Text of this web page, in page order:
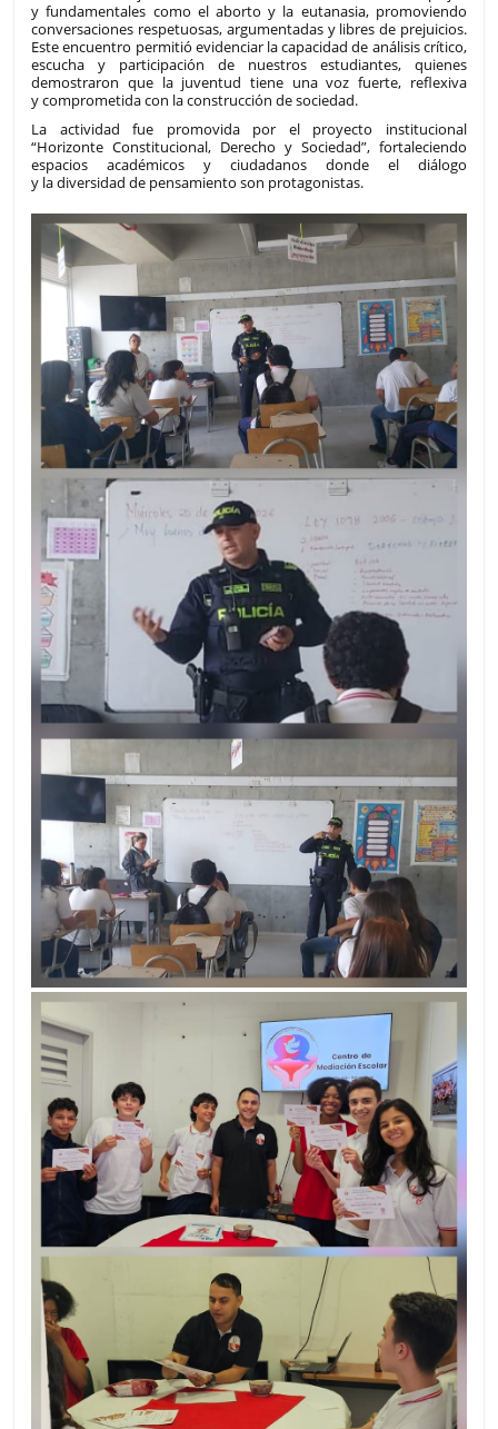
y fundamentales como el aborto y la eutanasia, promoviendo
conversaciones respetuosas, argumentadas y libres de prejuicios.
Este encuentro permitió evidenciar la capacidad de análisis crítico,
escucha y participación de nuestros estudiantes, quienes
demostraron que la juventud tiene una voz fuerte, reflexiva
y comprometida con la construcción de sociedad.
La actividad fue promovida por el proyecto institucional
“Horizonte Constitucional, Derecho y Sociedad”, fortaleciendo
espacios académicos y ciudadanos donde el diálogo
y la diversidad de pensamiento son protagonistas.